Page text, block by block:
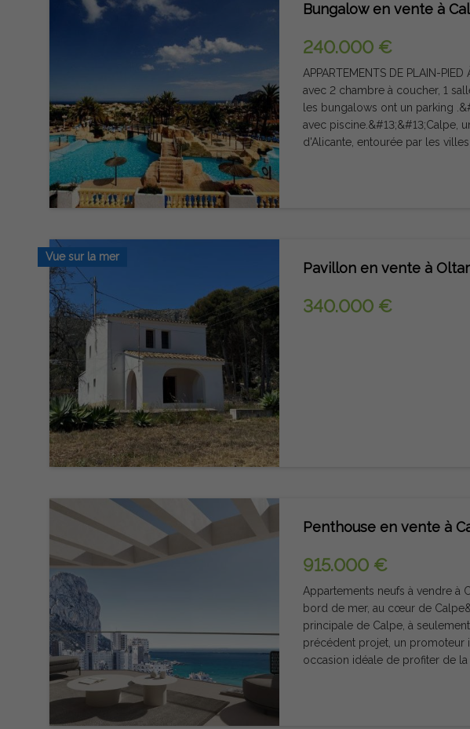
Bungalow en vente à
240.000 €
APPARTEMENTS DE PLAIN-
avec 2 chambre à coucher, 1
les bungalows ont un parking
avec piscine.&#13;&#13;Calpe,
d'Alicante, entourée par les
de l'aéroport d'Alicante et à une
Vue sur la mer
Pavillon en vente à
340.000 €
Penthouse en vente à
915.000 €
Appartements neufs à vendre à
bord de mer, au cœur de
principale de Calpe, à
précédent projet, un promoteur
occasion idéale de profiter de